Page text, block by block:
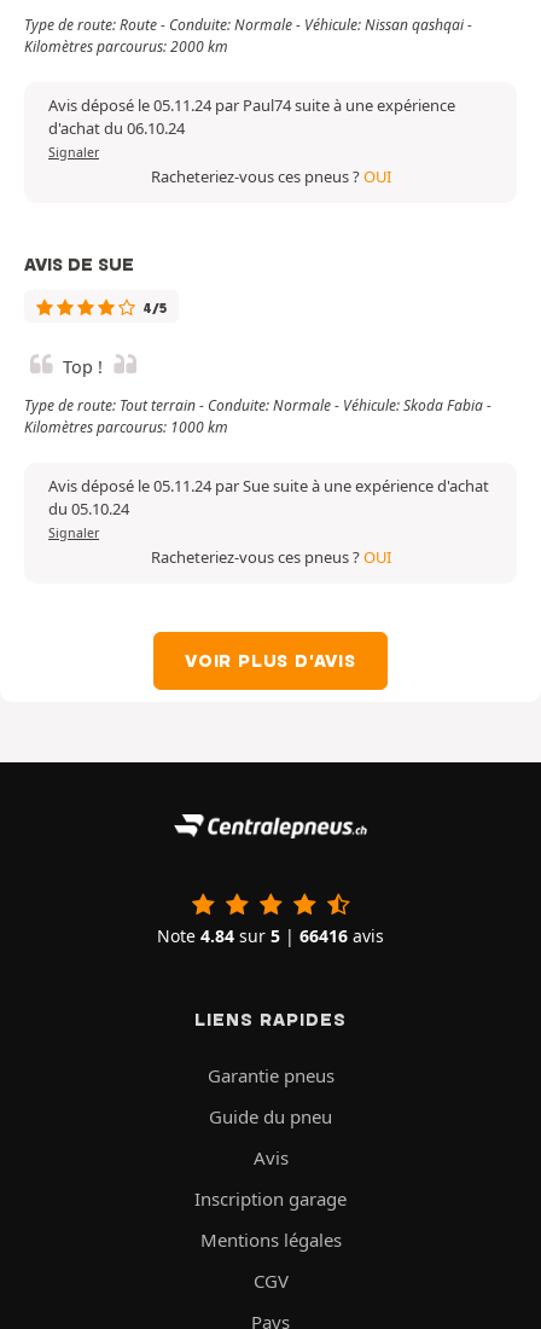
Type de route: Route - Conduite: Normale - Véhicule: Nissan qashqai -
Kilomètres parcourus: 2000 km
Avis déposé le 05.11.24 par Paul74 suite à une expérience
d'achat du 06.10.24
Signaler
Racheteriez-vous ces pneus ?OUI
AVIS DE SUE
4/5
Top !
Type de route: Tout terrain - Conduite: Normale - Véhicule: Skoda Fabia -
Kilomètres parcourus: 1000 km
Avis déposé le 05.11.24 par Sue suite à une expérience d'achat
du 05.10.24
Signaler
Racheteriez-vous ces pneus ?OUI
VOIR PLUS D'AVIS
Note 4.84 sur 5 | 66416 avis
LIENS RAPIDES
Garantie pneus
Guide du pneu
Avis
Inscription garage
Mentions légales
CGV
Pays